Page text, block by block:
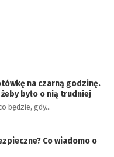
na czarną godzinę.
było o nią trudniej
będzie, gdy…
Co wiadomo o